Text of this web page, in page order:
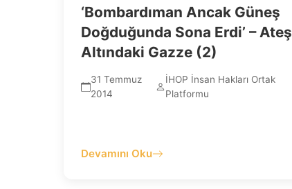
‘Bombardıman Ancak Güneş
Doğduğunda Sona Erdi’ – Ateş
Altındaki Gazze (2)
31 Temmuz
2014
İHOP İnsan Hakları Ortak
Platformu
Devamını Oku